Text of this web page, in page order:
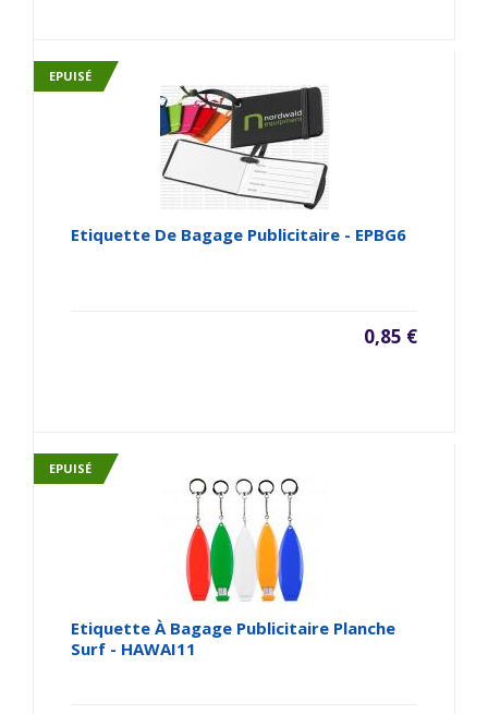
EPUISÉ
Etiquette De Bagage Publicitaire - EPBG6
0,85 €
EPUISÉ
Etiquette À Bagage Publicitaire Planche
Surf - HAWAI11